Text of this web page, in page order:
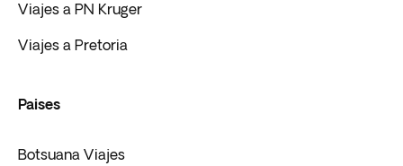
Viajes a PN Kruger
Viajes a Pretoria
Paises
Botsuana Viajes